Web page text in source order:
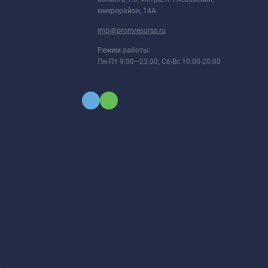
микрорайон, 14А
imp@promresurss.ru
Режим работы:
Пн-Пт 9:00—23:00; Сб-Вс 10:00-20:00